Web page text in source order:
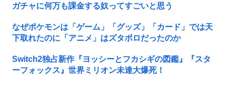
ガチャに何万も課金する奴ってすごいと思う
なぜポケモンは「ゲーム」「グッズ」「カード」では天
下取れたのに「アニメ」はズタボロだったのか
Switch2独占新作『ヨッシーとフカシギの図鑑』『スタ
ーフォックス』世界ミリオン未達大爆死！